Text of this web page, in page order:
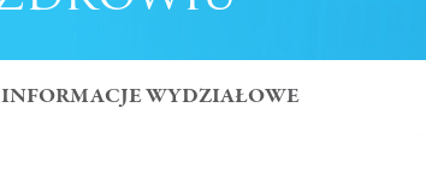
INFORMACJE WYDZIAŁOWE